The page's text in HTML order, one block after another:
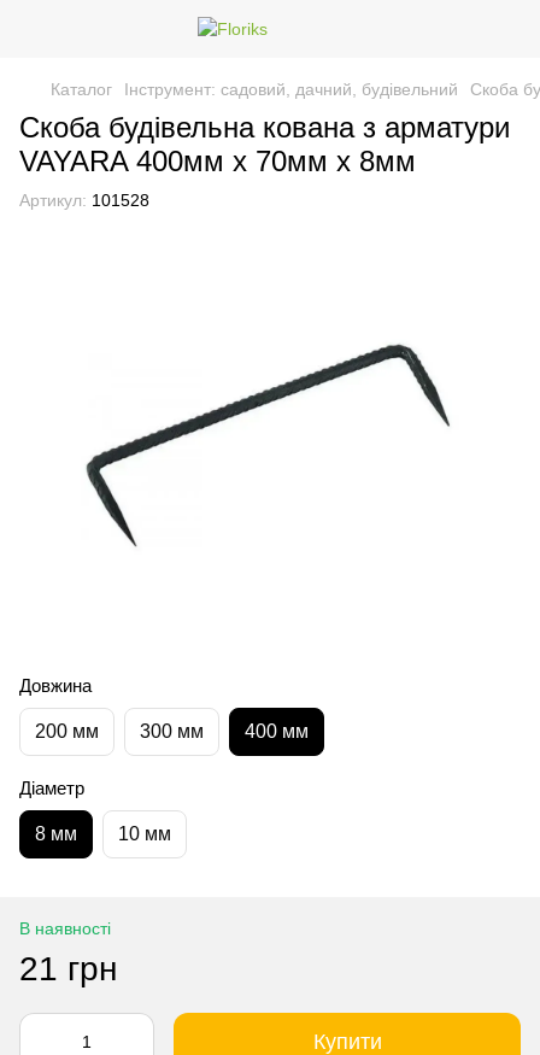
Каталог Інструмент: садовий, дачний, будівельний Скоба
Скоба будівельна кована з арматури
VAYARA 400мм х 70мм х 8мм
Артикул: 101528
Довжина
200 мм 300 мм 400 мм
Діаметр
8 мм 10 мм
В наявності
21 грн
Купити